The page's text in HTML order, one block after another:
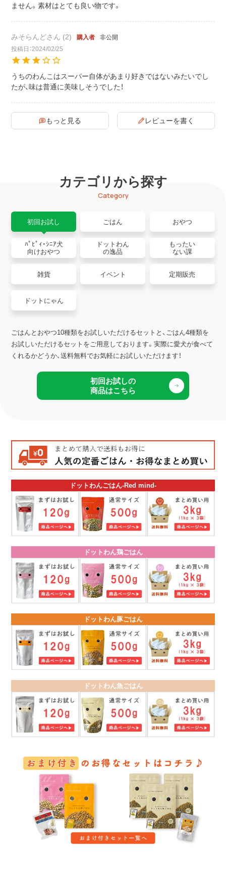
ません。素材はとても良い物です。
みそらんど 2 購入者
非公開
投稿日 2024/02/25
うちのわんこはスーパー自体があまり好きではないみたいでし
たが、味は普通に美味しそうでした！
もっと見る レビューを書く
カテゴリから探す
Category
初回お試し ごはん おやつ
ﾊﾟﾋﾟｨ・ｼﾆｱ犬
向けおやつ
ドットわん
の逸品
もったい
ない課
雑貨 イベント 定期販売
ドットにゃん
ごはんとおやつ10種類をお試しいただけるセットと、ごはん4種類を
お試しいただけるセットをご用意しております。実際に愛犬が食べて
くれるかどうか、送料無料でお気軽にお試しいただけます！
初回お試しの
商品はこちら
ドットわんごはん-Red mind-
ドットわん鶏ごはん
ドットわん豚ごはん
ドットわん魚ごはん